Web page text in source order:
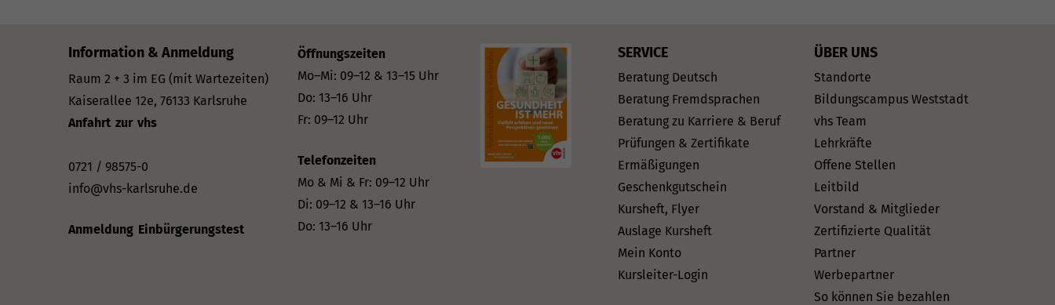
Information & Anmeldung
Raum 2 + 3 im EG (mit Wartezeiten)
Kaiserallee 12e, 76133 Karlsruhe
Anfahrt zur vhs
0721 / 98575-0
info@vhs-karlsruhe.de
Anmeldung Einbürgerungstest
Öffnungszeiten
Mo–Mi: 09–12 & 13–15 Uhr
Do: 13–16 Uhr
Fr: 09–12 Uhr
Telefonzeiten
Mo & Mi & Fr: 09–12 Uhr
Di: 09–12 & 13–16 Uhr
Do: 13–16 Uhr
SERVICE
Beratung Deutsch
Beratung Fremdsprachen
Beratung zu Karriere & Beruf
Prüfungen & Zertifikate
Ermäßigungen
Geschenkgutschein
Kursheft, Flyer
Auslage Kursheft
Mein Konto
Kursleiter-Login
ÜBER UNS
Standorte
Bildungscampus Weststadt
vhs Team
Lehrkräfte
Offene Stellen
Leitbild
Vorstand & Mitglieder
Zertifizierte Qualität
Partner
Werbepartner
So können Sie bezahlen